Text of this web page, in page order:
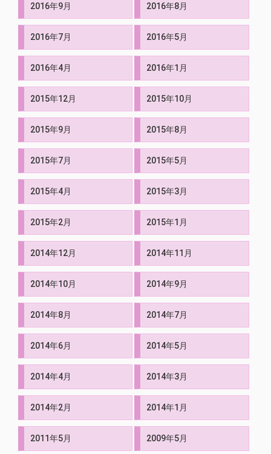
2016年9月 2016年8月
2016年7月 2016年5月
2016年4月 2016年1月
2015年12月 2015年10月
2015年9月 2015年8月
2015年7月 2015年5月
2015年4月 2015年3月
2015年2月 2015年1月
2014年12月 2014年11月
2014年10月 2014年9月
2014年8月 2014年7月
2014年6月 2014年5月
2014年4月 2014年3月
2014年2月 2014年1月
2011年5月 2009年5月